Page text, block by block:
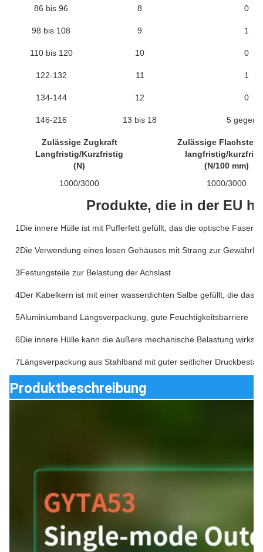
86 bis 96 8 0
98 bis 108 9 1
110 bis 120 10 0
122-132 11 1
134-144 12 0
146-216 13 bis 18 5 gegen
Zulässige Zugkraft
Langfristig/Kurzfristig
(N)
Zulässige
langfristig/
(N/100 mm)
1000/3000
1000/3000
Produkte, die in der EU
1Die innere Hülle ist mit Pufferfett gefüllt, das die optische Faser
2Die Verwendung eines losen Gehäuses mit Strang zur
3Festungsteile zur Belastung der Achslast
4Der Kabelkern ist mit einer wasserdichten Salbe gefüllt, die das
5Aluminiumband Längsverpackung, gute Feuchtigkeitsbarriere
6Die innere Hülle kann die äußere mechanische Belastung
7Längsverpackung aus Stahlband mit guter seitlicher
Produktbeschreibung